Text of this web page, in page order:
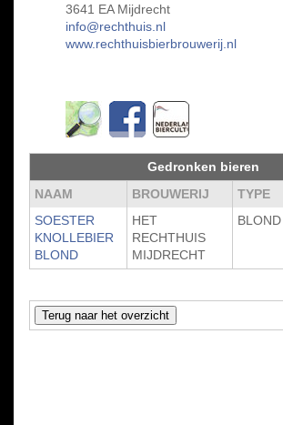
3641 EA Mijdrecht
info@rechthuis.nl
www.rechthuisbierbrouwerij.nl
Gedronken bieren
NAAM
BROUWERIJ TYPE
SOESTER
KNOLLEBIER
BLOND
HET
RECHTHUIS
MIJDRECHT
BLOND